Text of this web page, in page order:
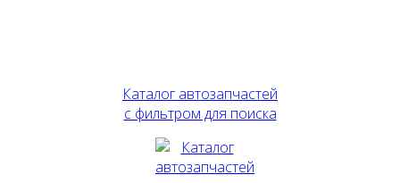
Каталог автозапчастей
с фильтром для поиска